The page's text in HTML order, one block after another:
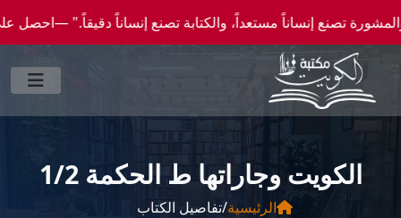
مستعداً، والكتابة تصنع إنساناً دقيقاً." —احصل علي عروض وخصومات خاصة عن طريق
الكويت وجاراتها ط الحكمة 1/2
الرئيسية/تفاصيل الكتاب